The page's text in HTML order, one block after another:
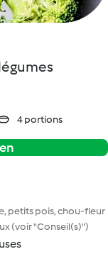
4 portions
petits pois, chou-fleur
(voir "Conseil(s)")